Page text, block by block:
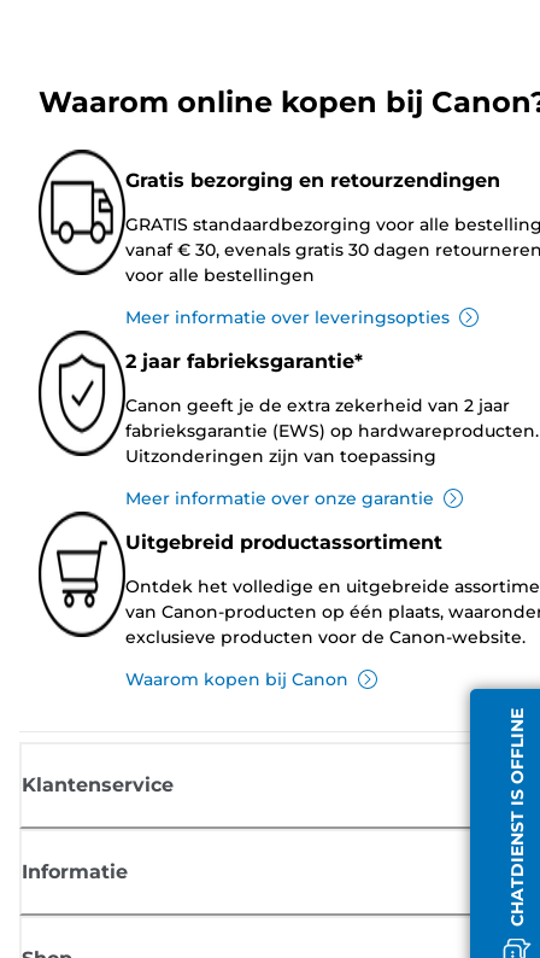
CHATDIENST IS OFFLINE
Waarom online kopen bij
Gratis bezorging en retourzendingen
GRATIS standaardbezorging voor alle
vanaf € 30, evenals gratis 30 dagen
voor alle bestellingen
Meer informatie over leveringsopties
2 jaar fabrieksgarantie*
Canon geeft je de extra zekerheid van 2 jaar
fabrieksgarantie (EWS) op hardwareproducten.
Uitzonderingen zijn van toepassing
Meer informatie over onze garantie
Uitgebreid productassortiment
Ontdek het volledige en uitgebreide
van Canon-producten op één plaats,
exclusieve producten voor de Canon-website.
Waarom kopen bij Canon
Klantenservice
Informatie